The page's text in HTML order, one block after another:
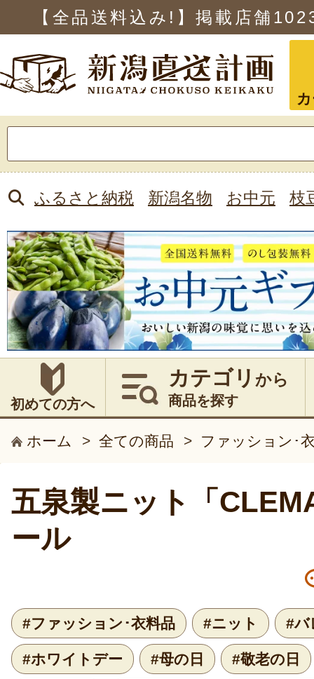
【全品送料込み!】掲載店舗
索:
ふるさと納税 新潟名物 お中元 枝
初めての方へ
カテゴリ から
商品を探す
ホーム > 全ての商品 > ファッション･
五泉製ニット「
ール
#ファッション･衣料品 #ニット #バ
#ホワイトデー #母の日 #敬老の日